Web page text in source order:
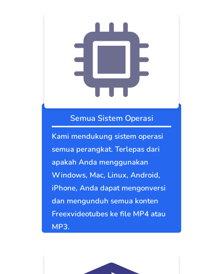
Semua Sistem Operasi
Kami mendukung sistem operasi
semua perangkat. Terlepas dari
apakah Anda menggunakan
Windows, Mac, Linux, Android,
iPhone, Anda dapat mengonversi
dan mengunduh semua konten
Freexvideotubes ke file MP4 atau
MP3.